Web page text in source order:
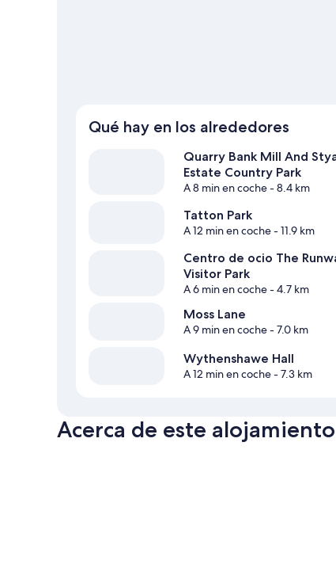
Qué hay en los alrededores
Quarry Bank Mill And
Estate Country Park
A 8 min en coche- 8.4 km
Tatton Park
A 12 min en coche- 11.9 km
Centro de ocio The
Visitor Park
A 6 min en coche- 4.7 km
Moss Lane
A 9 min en coche- 7.0 km
Wythenshawe Hall
A 12 min en coche- 7.3 km
Acerca de este alojamiento